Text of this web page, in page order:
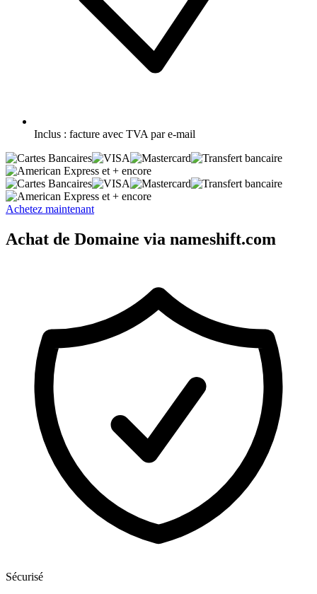
Inclus : facture avec TVA par e-mail
et + encore
et + encore
Achetez maintenant
Achat de Domaine via nameshift.com
Sécurisé